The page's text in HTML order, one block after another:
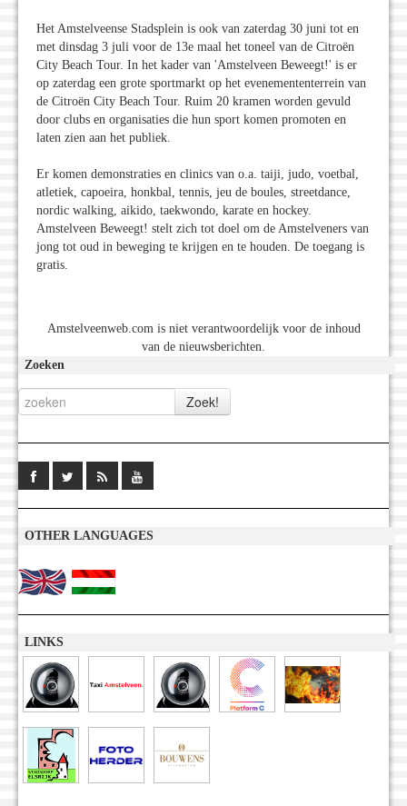
Het Amstelveense Stadsplein is ook van zaterdag 30 juni tot en
met dinsdag 3 juli voor de 13e maal het toneel van de Citroën
City Beach Tour. In het kader van 'Amstelveen Beweegt!' is er
op zaterdag een grote sportmarkt op het evenemententerrein van
de Citroën City Beach Tour. Ruim 20 kramen worden gevuld
door clubs en organisaties die hun sport komen promoten en
laten zien aan het publiek.
Er komen demonstraties en clinics van o.a. taiji, judo, voetbal,
atletiek, capoeira, honkbal, tennis, jeu de boules, streetdance,
nordic walking, aikido, taekwondo, karate en hockey.
Amstelveen Beweegt! stelt zich tot doel om de Amstelveners van
jong tot oud in beweging te krijgen en te houden. De toegang is
gratis.
Amstelveenweb.com is niet verantwoordelijk voor de inhoud
van de nieuwsberichten.
Zoeken
OTHER LANGUAGES
LINKS